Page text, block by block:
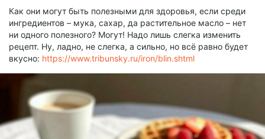
Как они могут быть полезными для здоровья, если среди
ингредиентов – мука, сахар, да растительное масло – нет
ни одного полезного? Могут! Надо лишь слегка изменить
рецепт. Ну, ладно, не слегка, а сильно, но всё равно будет
вкусно: https://www.tribunsky.ru/iron/blin.shtml